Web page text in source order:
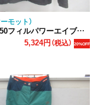
モット）
ルパワーエイブルダウンジャケット
5,324円（税込） 20%OFF